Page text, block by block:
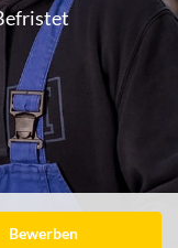
Bewerben